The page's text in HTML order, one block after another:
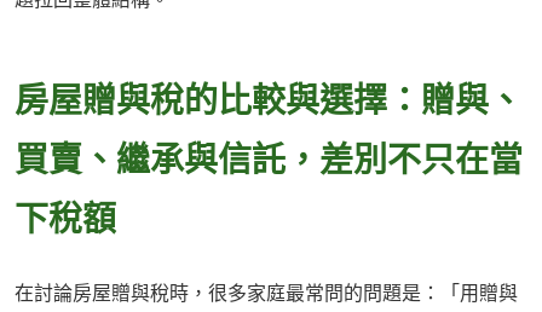
房屋贈與稅的比較與選擇：贈與、
買賣、繼承與信託，差別不只在當
下稅額
在討論房屋贈與稅時，很多家庭最常問的問題是：「用贈與